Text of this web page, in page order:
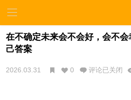
在不确定未来会不会好，会不
己答案
2026.03.31 0 评论已关闭